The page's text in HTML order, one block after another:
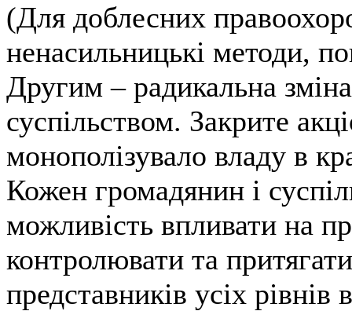
(Для доблесних
ненасильницькі методи,
Другим – радикальна
суспільством. Закрите
монополізувало владу в
Кожен громадянин і
можливість впливати на
контролювати та
представників усіх